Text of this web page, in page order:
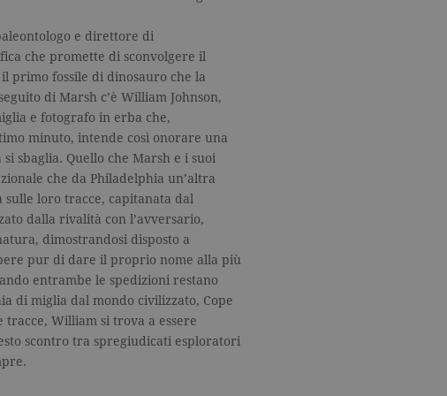
e direttore di
che promette di sconvolgere il
primo fossile di dinosauro che la
di Marsh c’è William Johnson,
e fotografo in erba che,
minuto, intende così onorare una
sbaglia. Quello che Marsh e i suoi
che da Philadelphia un’altra
sulle loro tracce, capitanata dal
dalla rivalità con l’avversario,
dimostrandosi disposto a
pur di dare il proprio nome alla più
entrambe le spedizioni restano
di miglia dal mondo civilizzato, Cope
tracce, William si trova a essere
scontro tra spregiudicati esploratori